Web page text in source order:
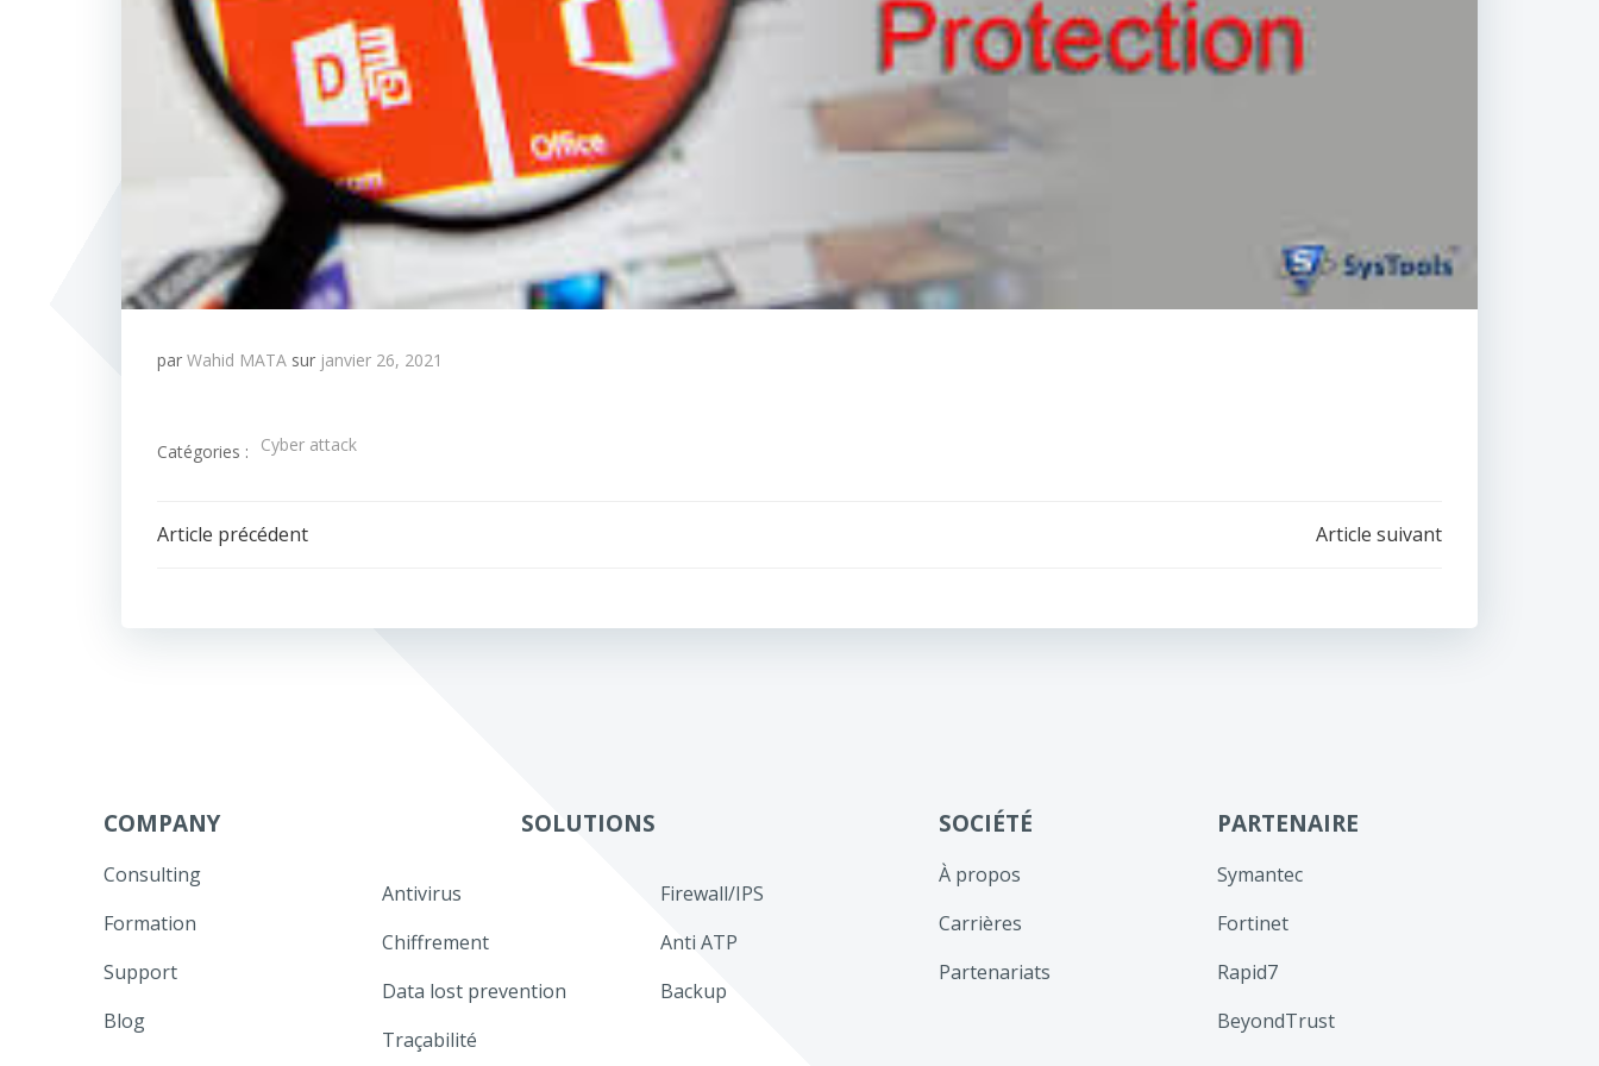
par Wahid MATA sur janvier 26, 2021
Catégories : Cyber attack
Navigation
Article précédent Article suivant
COMPANY
Consulting
Formation
Support
Blog
SOLUTIONS
Antivirus
Chiffrement
Data lost prevention
Traçabilité
Firewall/IPS
Anti ATP
Backup
SOCIÉTÉ
À propos
Carrières
Partenariats
PARTENAIRE
Symantec
Fortinet
Rapid7
BeyondTrust